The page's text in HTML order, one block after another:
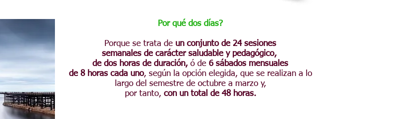
Por qué dos días?
Porque se trata de un conjunto de 24 sesiones
semanales de carácter saludable y pedagógico,
de dos horas de duración, ó de 6 sábados mensuales
de 8 horas cada uno, según la opción elegida, que se realizan a lo
largo del semestre de octubre a marzo y,
por tanto, con un total de 48 horas.